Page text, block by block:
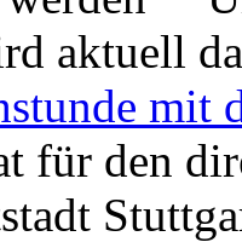
aktuell
mit
für den